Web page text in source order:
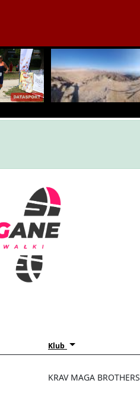
Klub
KRAV MAGA BROTHERS